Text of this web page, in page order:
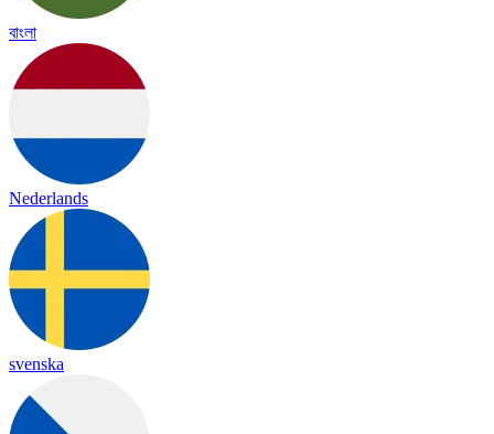
বাংলা
Nederlands
svenska